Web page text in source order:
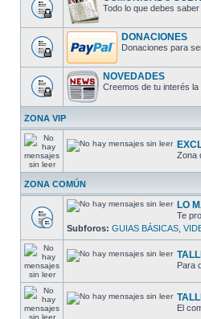
Todo lo que debes
DONACIONES
Donaciones para
NOVEDADES
Creemos de tu interés la
ZONA VIP
Zona
ZONA COMÚN
LO
Te
Subforos: GUIAS BÁSICAS
Para
El